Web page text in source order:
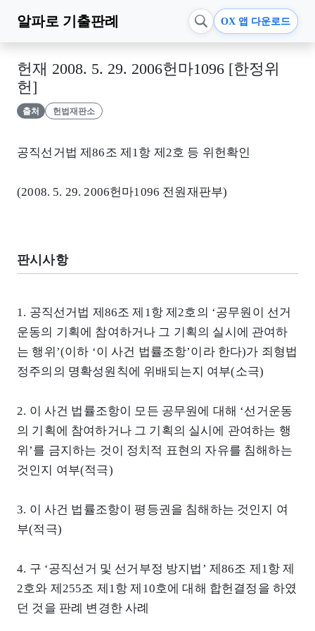
알파로 기출판례 OX 앱 다운로드
헌재 2008. 5. 29. 2006헌마1096 [한정위
헌]
출처 헌법재판소
공직선거법 제86조 제1항 제2호 등 위헌확인
(2008. 5. 29. 2006헌마1096 전원재판부)
판시사항
1. 공직선거법 제86조 제1항 제2호의 ‘공무원이 선거
운동의 기획에 참여하거나 그 기획의 실시에 관여하
는 행위’(이하 ‘이 사건 법률조항’이라 한다)가 죄형법
정주의의 명확성원칙에 위배되는지 여부(소극)
2. 이 사건 법률조항이 모든 공무원에 대해 ‘선거운동
의 기획에 참여하거나 그 기획의 실시에 관여하는 행
위’를 금지하는 것이 정치적 표현의 자유를 침해하는
것인지 여부(적극)
3. 이 사건 법률조항이 평등권을 침해하는 것인지 여
부(적극)
4. 구 ‘공직선거 및 선거부정 방지법’ 제86조 제1항 제
2호와 제255조 제1항 제10호에 대해 합헌결정을 하였
던 것을 판례 변경한 사례